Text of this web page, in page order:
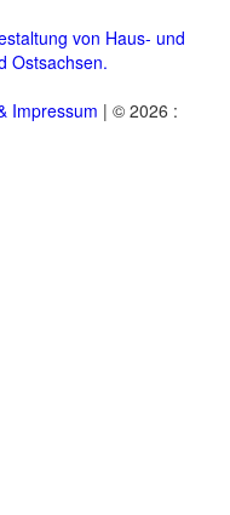
von Haus- und
Ostsachsen.
Impressum | © 2026 :